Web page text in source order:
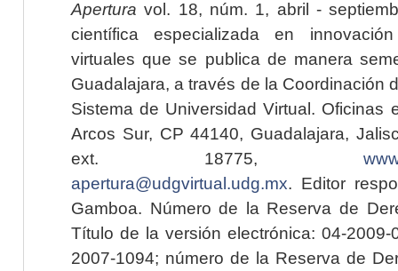
Apertura vol. 18, núm. 1, abril -
científica especializada en
virtuales que se publica de manera
Guadalajara, a través de la Coordinación
Sistema de Universidad Virtual. Oficinas
Arcos Sur, CP 44140, Guadalajara,
ext. 18775,
apertura@udgvirtual.udg.mx. Editor
Gamboa. Número de la Reserva de
Título de la versión electrónica: 04-2009-
2007-1094; número de la Reserva de